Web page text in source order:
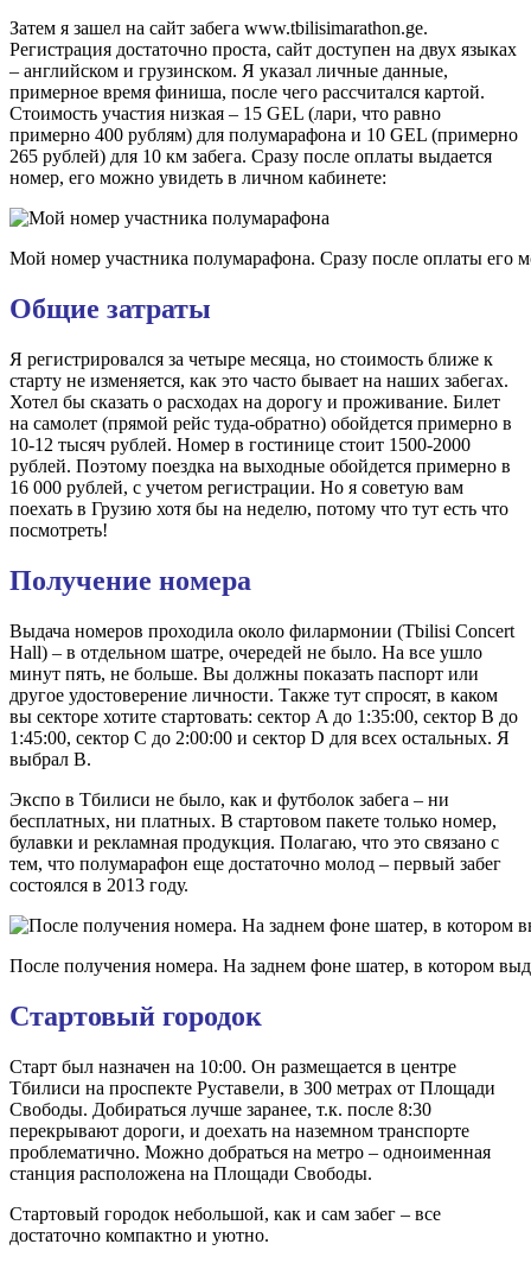
Затем я зашел на сайт забега www.tbilisimarathon.ge.
Регистрация достаточно проста, сайт доступен на двух языках
– английском и грузинском. Я указал личные данные,
примерное время финиша, после чего рассчитался картой.
Стоимость участия низкая – 15 GEL (лари, что равно
примерно 400 рублям) для полумарафона и 10 GEL (примерно
265 рублей) для 10 км забега. Сразу после оплаты выдается
номер, его можно увидеть в личном кабинете:
Мой номер участника полумарафона. Сразу после оплаты его
Общие затраты
Я регистрировался за четыре месяца, но стоимость ближе к
старту не изменяется, как это часто бывает на наших забегах.
Хотел бы сказать о расходах на дорогу и проживание. Билет
на самолет (прямой рейс туда-обратно) обойдется примерно в
10-12 тысяч рублей. Номер в гостинице стоит 1500-2000
рублей. Поэтому поездка на выходные обойдется примерно в
16 000 рублей, с учетом регистрации. Но я советую вам
поехать в Грузию хотя бы на неделю, потому что тут есть что
посмотреть!
Получение номера
Выдача номеров проходила около филармонии (Tbilisi Concert
Hall) – в отдельном шатре, очередей не было. На все ушло
минут пять, не больше. Вы должны показать паспорт или
другое удостоверение личности. Также тут спросят, в каком
вы секторе хотите стартовать: сектор A до 1:35:00, сектор B до
1:45:00, сектор С до 2:00:00 и сектор D для всех остальных. Я
выбрал B.
Экспо в Тбилиси не было, как и футболок забега – ни
бесплатных, ни платных. В стартовом пакете только номер,
булавки и рекламная продукция. Полагаю, что это связано с
тем, что полумарафон еще достаточно молод – первый забег
состоялся в 2013 году.
После получения номера. На заднем фоне шатер, в котором
Стартовый городок
Старт был назначен на 10:00. Он размещается в центре
Тбилиси на проспекте Руставели, в 300 метрах от Площади
Свободы. Добираться лучше заранее, т.к. после 8:30
перекрывают дороги, и доехать на наземном транспорте
проблематично. Можно добраться на метро – одноименная
станция расположена на Площади Свободы.
Стартовый городок небольшой, как и сам забег – все
достаточно компактно и уютно.